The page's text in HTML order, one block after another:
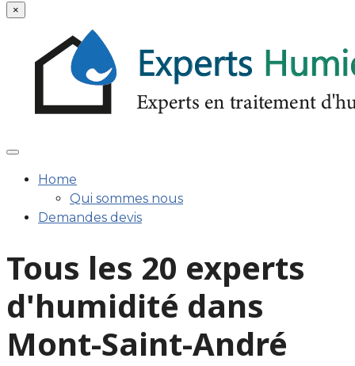
×
Home
Qui sommes nous
Demandes devis
Tous les 20 experts
d'humidité dans
Mont-Saint-André